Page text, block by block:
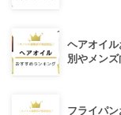
ヘアオイ
別やメンズ
フライパ